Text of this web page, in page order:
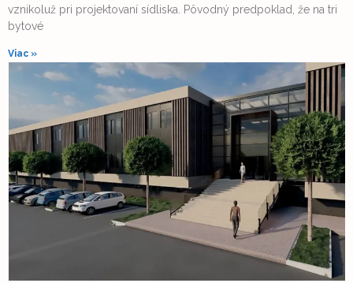
vznikoluž pri projektovaní sídliska. Pôvodný predpoklad, že na tri
bytové
Viac »